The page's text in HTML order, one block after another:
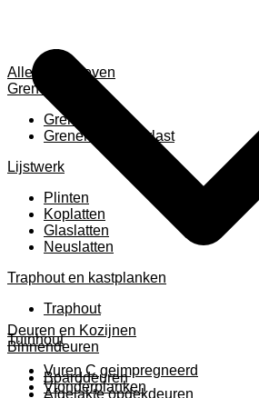
Alles weergeven
Grenen
Grenen B ruw
Grenen gevingerlast
Lijstwerk
Plinten
Koplatten
Glaslatten
Neuslatten
Traphout en kastplanken
Traphout
Tuinhout
Vuren C geimpregneerd
Vlonderplanken
Deuren en Kozijnen
Binnendeuren
Boarddeuren
Afgelakte opdekdeuren